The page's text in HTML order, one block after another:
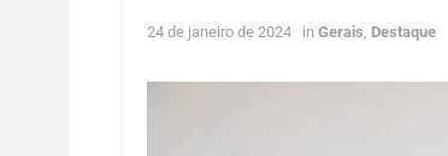
24 de janeiro de 2024 in Gerais Destaque